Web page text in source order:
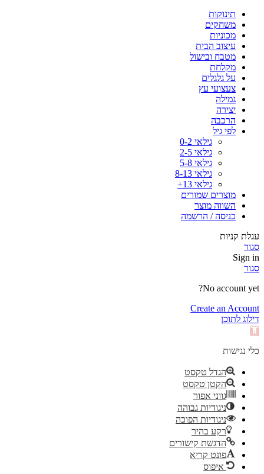
תינוקות
משחקים
מכוניות
עיצוב הבית
מטבח ובישול
מקלחת
על גלגלים
צעצועי עץ
גמילה
יצירה
הרכבה
לפי גיל
גילאי 0-2
גילאי 2-5
גילאי 5-8
גילאי 8-13
גילאי 13+
מוצרים שמורים
השווה מוצר
כניסה / הרשמה
עגלת קניות
סגור
Sign in
סגור
No account yet?
Create an Account
דילוג לתוכן
פתח
נגישות
כלי נגישות
הגדל טקסט
הקטן טקסט
גווני אפור
ניגודיות גבוהה
ניגודיות הפוכה
רקע בהיר
הדגשת קישורים
פונט קריא
איפוס